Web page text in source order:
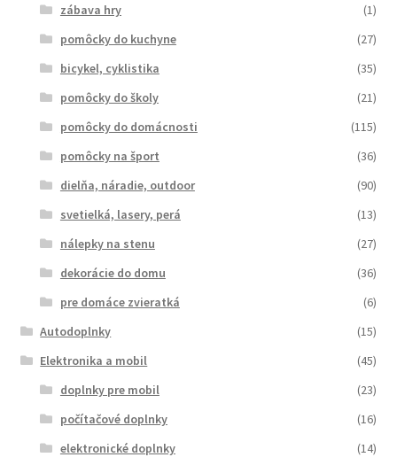
zábava hry
(1)
pomôcky do kuchyne
(27)
bicykel, cyklistika
(35)
pomôcky do školy
(21)
pomôcky do domácnosti
(115)
pomôcky na šport
(36)
dielňa, náradie, outdoor
(90)
svetielká, lasery, perá
(13)
nálepky na stenu
(27)
dekorácie do domu
(36)
pre domáce zvieratká
(6)
Autodoplnky
(15)
Elektronika a mobil
(45)
doplnky pre mobil
(23)
počítačové doplnky
(16)
elektronické doplnky
(14)